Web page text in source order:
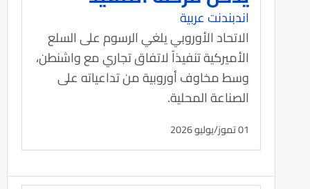
اندبندنت عربية
الاتحاد الأوروبي يلغي الرسوم على السلع
الأميركية تنفيذاً لاتفاق تجاري مع واشنطن،
وسط مخاوف أوروبية من تداعياته على
الصناعة المحلية.
01 تموز/يوليو 2026